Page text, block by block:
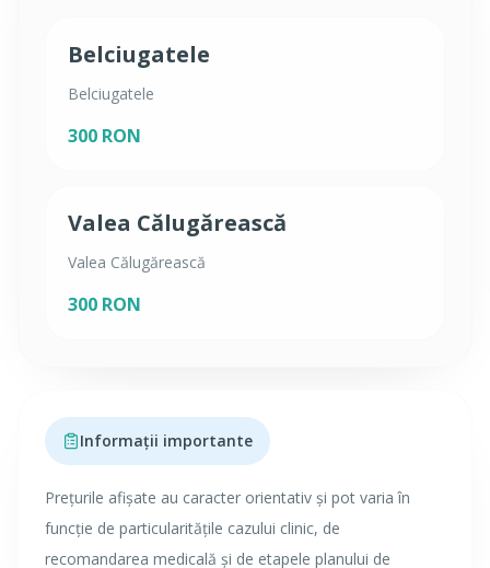
Belciugatele
Belciugatele
300 RON
Valea Călugărească
Valea Călugărească
300 RON
Informații importante
Prețurile afișate au caracter orientativ și pot varia în
funcție de particularitățile cazului clinic, de
recomandarea medicală și de etapele planului de